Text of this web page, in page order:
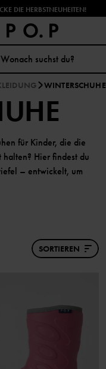
DIE HERBSTNEUHEITEN!
WINTERSCHUHE
für Kinder, die die
Hier findest du
– entwickelt, um
SORTIEREN